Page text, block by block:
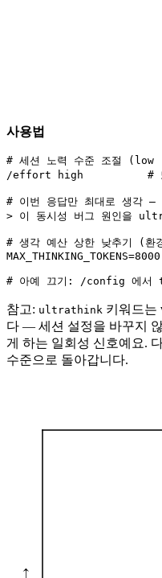
사용법
# 세션 노력 수준 조절
/effort high          # 또
# 이번 응답만 최대로 생각
> 이 동시성 버그 원인을
# 생각 예산 상한 낮추기 (환
# 아예 끄기: /config 에서
참고: ultrathink 키워드는
다 — 세션 설정을 바꾸지
게 하는 일회성 신호예요.
수준으로 돌아갑니다.